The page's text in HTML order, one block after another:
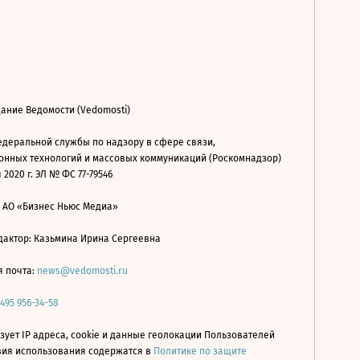
Ведомости (Vedomosti)
службы по надзору в сфере связи,
технологий и массовых коммуникаций (Роскомнадзор)
2020 г. ЭЛ № ФС 77-79546
АО «Бизнес Ньюс Медиа»
Казьмина Ирина Сергеевна
почта: news@vedomosti.ru
495 956-34-58
IP адреса, cookie и данные геолокации Пользователей
использования содержатся в Политике по защите